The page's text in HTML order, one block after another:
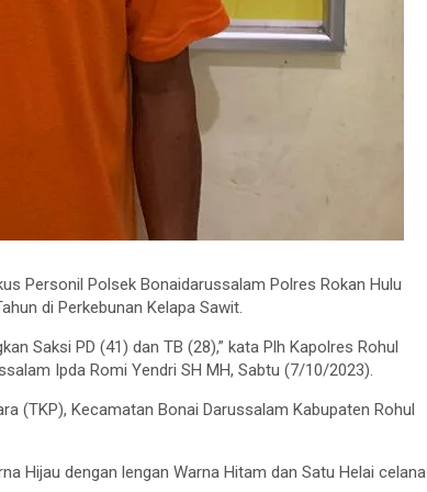
Personil Polsek Bonaidarussalam Polres Rokan Hulu
di Perkebunan Kelapa Sawit.
Saksi PD (41) dan TB (28),” kata Plh Kapolres Rohul
Ipda Romi Yendri SH MH, Sabtu (7/10/2023).
(TKP), Kecamatan Bonai Darussalam Kabupaten Rohul
Hijau dengan lengan Warna Hitam dan Satu Helai celana